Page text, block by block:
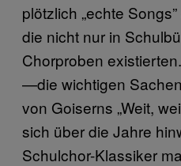
plötzlich „echte
die nicht nur in
Chorproben
—die wichtigen
von Goiserns „Weit,
sich über die Jahre
Schulchor-Klassiker